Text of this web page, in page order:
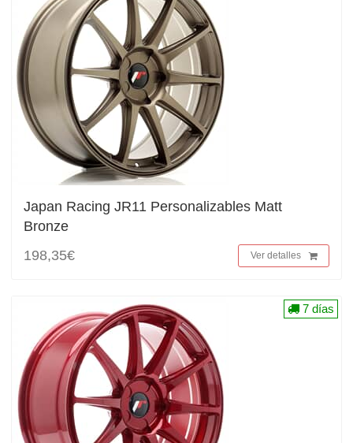
Japan Racing JR11 Personalizables Matt
Bronze
198,35€
Ver detalles
7 días